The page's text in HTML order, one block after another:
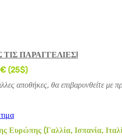
ΠΑΡΑΓΓΕΛΙΕΣ!
(25$)
αποθήκες, θα επιβαρυνθείτε
Ευρώπης (Γαλλία, Ισπανία,